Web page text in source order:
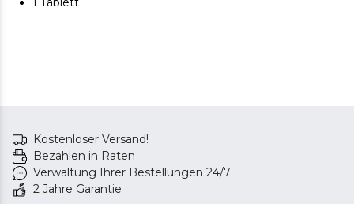
Kostenloser Versand!
Bezahlen in Raten
Verwaltung Ihrer Bestellungen 24/7
2 Jahre Garantie